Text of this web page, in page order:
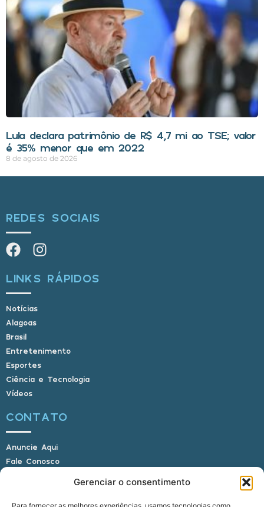
Gerenciar o consentimento
Lula declara patrimônio de R$ 4,7 mi ao TSE; valor
é 35% menor que em 2022
8 de agosto de 2026
REDES SOCIAIS
LINKS RÁPIDOS
Notícias
Alagoas
Brasil
Entretenimento
Esportes
Ciência e Tecnologia
Vídeos
CONTATO
Anuncie Aqui
Fale Conosco